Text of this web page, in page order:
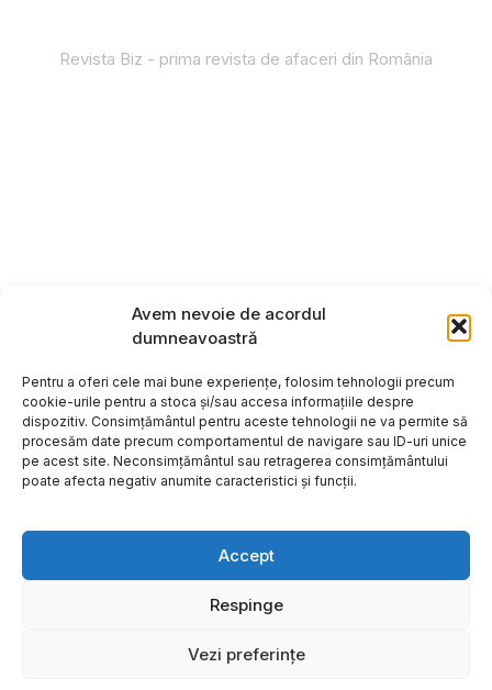
Avem nevoie de acordul
dumneavoastră
Pentru a oferi cele mai bune experiențe, folosim tehnologii precum
cookie-urile pentru a stoca și/sau accesa informațiile despre
dispozitiv. Consimțământul pentru aceste tehnologii ne va permite să
procesăm date precum comportamentul de navigare sau ID-uri unice
pe acest site. Neconsimțământul sau retragerea consimțământului
poate afecta negativ anumite caracteristici și funcții.
Accept
Respinge
Vezi preferințe
Revista Biz - prima revista de afaceri din România
Copyright ©2026